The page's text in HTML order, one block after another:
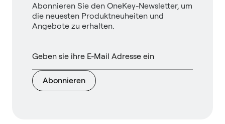
Abonnieren Sie den OneKey-Newsletter, um
die neuesten Produktneuheiten und
Angebote zu erhalten.
Abonnieren